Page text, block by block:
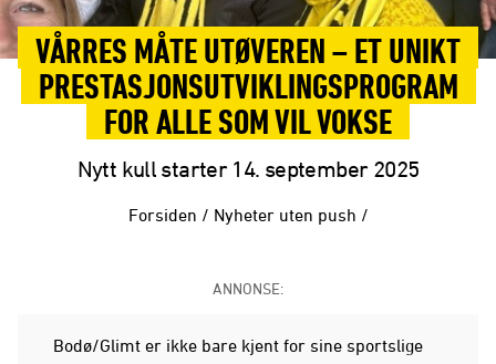
VÅRRES MÅTE UTØVEREN – ET UNIKT
PRESTASJONSUTVIKLINGSPROGRAM
FOR ALLE SOM VIL VOKSE
Nytt kull starter 14. september 2025
Forsiden / Nyheter uten push /
ANNONSE:
Bodø/Glimt er ikke bare kjent for sine sportslige